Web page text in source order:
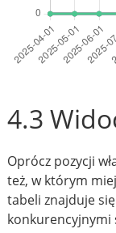
4.3
Oprócz pozycji
też, w którym
tabeli znajduje
konkurencyjnymi